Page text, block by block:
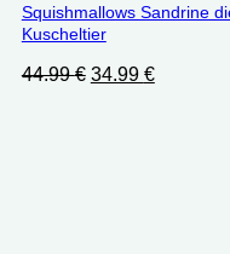
Squishmallows Sandrine
Kuscheltier
44.99€ Ursprünglicher
34.99 €Aktueller